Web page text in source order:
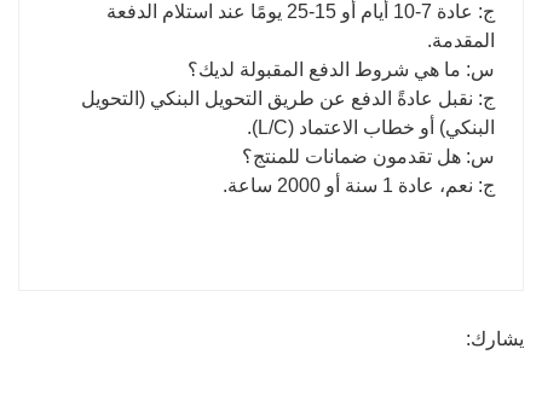
ج: عادة 7-10 أيام أو 15-25 يومًا عند استلام الدفعة
المقدمة.
س: ما هي شروط الدفع المقبولة لديك؟
ج: نقبل عادةً الدفع عن طريق التحويل البنكي (التحويل
البنكي) أو خطاب الاعتماد (L/C).
س: هل تقدمون ضمانات للمنتج؟
ج: نعم، عادة 1 سنة أو 2000 ساعة.
يشارك: